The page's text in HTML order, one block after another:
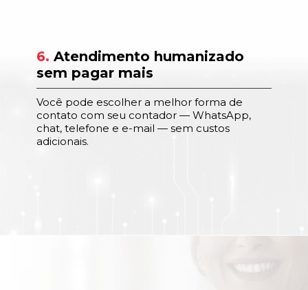
6. Atendimento humanizado
sem pagar mais
Você pode escolher a melhor forma de
contato com seu contador — WhatsApp,
chat, telefone e e-mail — sem custos
adicionais.